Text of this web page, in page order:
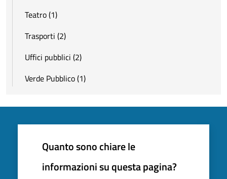
Teatro (1)
Trasporti (2)
Uffici pubblici (2)
Verde Pubblico (1)
Quanto sono chiare le
informazioni su questa pagina?